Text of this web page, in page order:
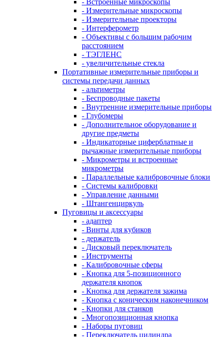
- Встроенные микроскопы
- Измерительные микроскопы
- Измерительные проекторы
- Интерферометр
- Объективы с большим рабочим
расстоянием
- ТЭГЛЕНС
- увеличительные стекла
Портативные измерительные приборы и
системы передачи данных
- альтиметры
- Беспроводные пакеты
- Внутренние измерительные приборы
- Глубомеры
- Дополнительное оборудование и
другие предметы
- Индикаторные циферблатные и
рычажные измерительные приборы
- Микрометры и встроенные
микрометры
- Параллельные калибровочные блоки
- Системы калибровки
- Управление данными
- Штангенциркуль
Пуговицы и аксессуары
- адаптер
- Винты для кубиков
- держатель
- Дисковый переключатель
- Инструменты
- Калибровочные сферы
- Кнопка для 5-позиционного
держателя кнопок
- Кнопка для держателя зажима
- Кнопка с коническим наконечником
- Кнопки для станков
- Многопозиционная кнопка
- Наборы пуговиц
- Переключатель цилиндра